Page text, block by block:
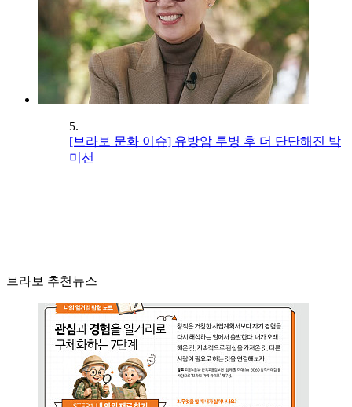
5.
[브라보 문화 이슈] 유방암 투병 후 더 단단해진 박
미선
브라보 추천뉴스